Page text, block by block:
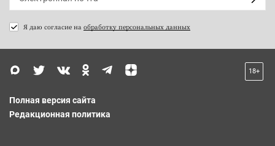
Я даю согласие на обработку персональных данных
18+
Полная версия сайта
Редакционная политика